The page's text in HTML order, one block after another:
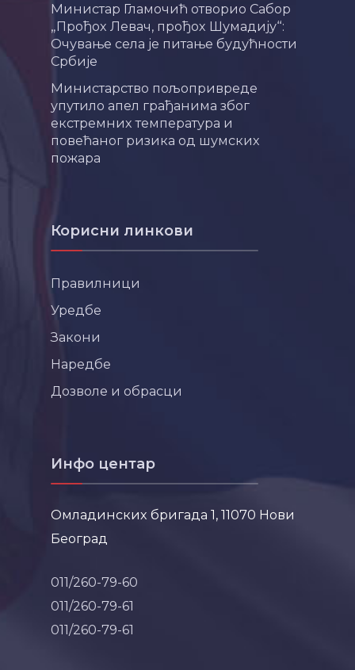
Министар Гламочић отворио Сабор
„Прођох Левач, прођох Шумадију“:
Очување села је питање будућности
Србије
Министарство пољопривреде
упутило апел грађанима због
екстремних температура и
повећаног ризика од шумских
пожара
Корисни линкови
Правилници
Уредбе
Закони
Наредбе
Дозволе и обрасци
Инфо центар
Омладинских бригада 1, 11070 Нови
Београд
011/260-79-60
011/260-79-61
011/260-79-61